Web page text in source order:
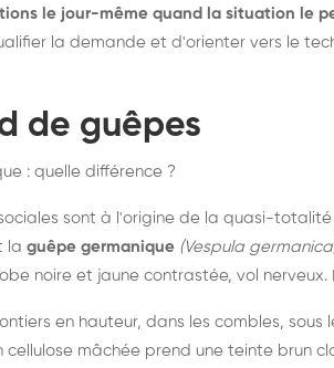
le jour-même quand la situation le
la demande et d'orienter vers le
de guêpes
: quelle différence ?
sont à l'origine de la quasi-
la guêpe germanique (Vespula
noire et jaune contrastée, vol
en hauteur, dans les combles,
cellulose mâchée prend une teinte brun